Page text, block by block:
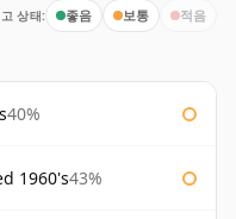
상태: 좋음 보통 적음
40%
1960's43%